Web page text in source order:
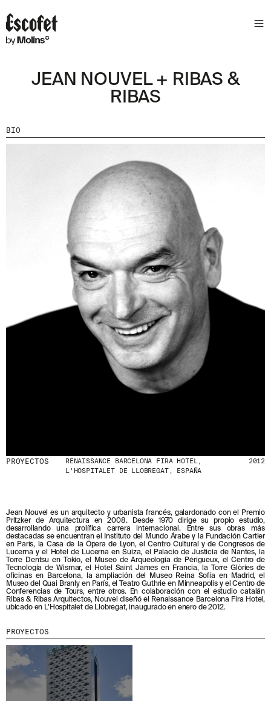
JEAN NOUVEL + RIBAS &
RIBAS
BIO
PROYECTOS
RENAISSANCE BARCELONA FIRA HOTEL,
L'HOSPITALET DE LLOBREGAT, ESPAÑA
2012
Jean Nouvel es un arquitecto y urbanista francés, galardonado con el Premio
Pritzker de Arquitectura en 2008. Desde 1970 dirige su propio estudio,
desarrollando una prolífica carrera internacional. Entre sus obras más
destacadas se encuentran el Instituto del Mundo Árabe y la Fundación Cartier
en París, la Casa de la Ópera de Lyon, el Centro Cultural y de Congresos de
Lucerna y el Hotel de Lucerna en Suiza, el Palacio de Justicia de Nantes, la
Torre Dentsu en Tokio, el Museo de Arqueología de Périgueux, el Centro de
Tecnología de Wismar, el Hotel Saint James en Francia, la Torre Glòries de
oficinas en Barcelona, la ampliación del Museo Reina Sofía en Madrid, el
Museo del Quai Branly en París, el Teatro Guthrie en Minneapolis y el Centro de
Conferencias de Tours, entre otros. En colaboración con el estudio catalán
Ribas & Ribas Arquitectos, Nouvel diseñó el Renaissance Barcelona Fira Hotel,
ubicado en L’Hospitalet de Llobregat, inaugurado en enero de 2012.
PROYECTOS
MENU
NOSOTROS
PRODUCTOS
DISEÑADORES
STORIES
CONTACTO
DESCARGAS
RRSS
IG
IN
LEGAL
AVISO LEGAL
POLÍTICA DE COOKIES
CRÉDITOS